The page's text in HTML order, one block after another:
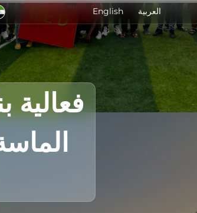
English العربية